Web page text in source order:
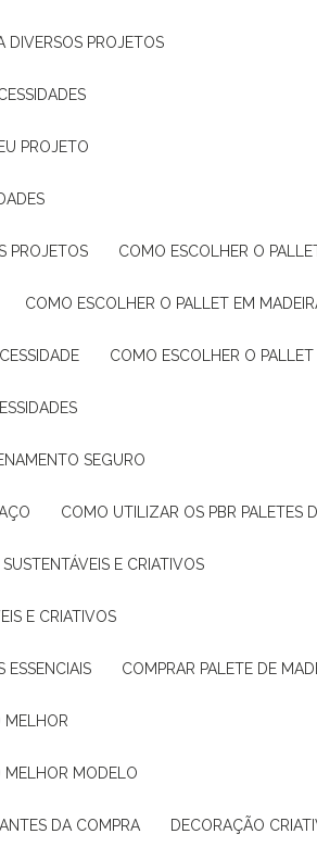
DIVERSOS PROJETOS
PROJETO
PROJETOS COMO ESCOLHER O
COMO ESCOLHER O PALLET EM
COMO ESCOLHER O
SEGURO
COMO UTILIZAR OS PBR PALETES
E CRIATIVOS
E CRIATIVOS
ESSENCIAIS COMPRAR PALETE DE
MELHOR
MELHOR MODELO
DA COMPRA DECORAÇÃO